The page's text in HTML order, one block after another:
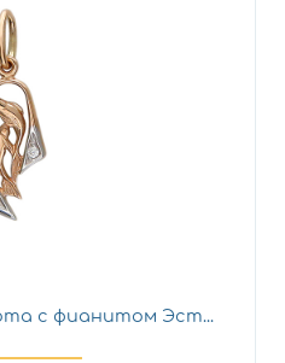
с фианитом Эст...